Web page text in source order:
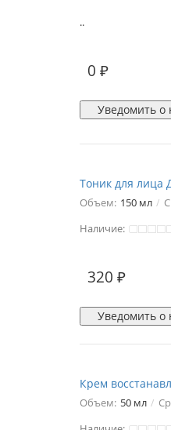
..
0 ₽
Уведомить о
Тоник для лица
Объем: 150 мл
Наличие:
320 ₽
Уведомить о
Крем
Объем: 50 мл